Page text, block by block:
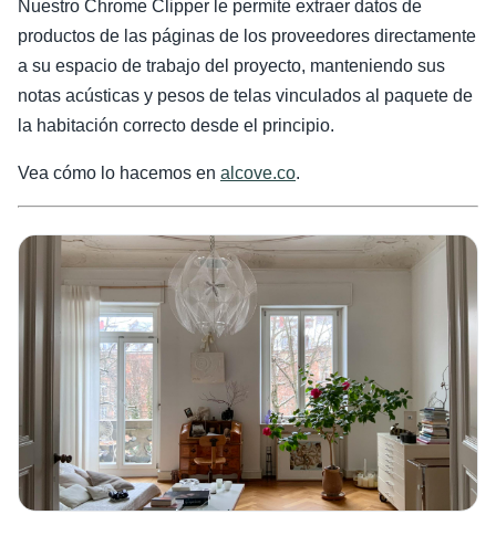
Nuestro Chrome Clipper le permite extraer datos de
productos de las páginas de los proveedores directamente
a su espacio de trabajo del proyecto, manteniendo sus
notas acústicas y pesos de telas vinculados al paquete de
la habitación correcto desde el principio.
Vea cómo lo hacemos en alcove.co.